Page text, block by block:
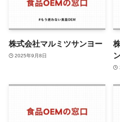
株式会社マルミツサンヨー
2025年9月8日